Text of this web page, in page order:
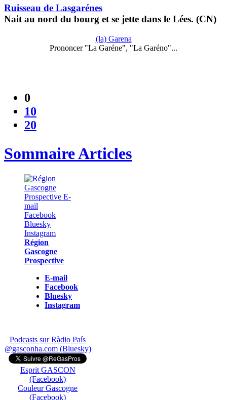
Ruisseau de Lasgarénes
Nait au nord du bourg et se jette dans le Lées. (CN)
(la) Garena
Prononcer "La Garéne", "La Garéno"...
0
10
20
Sommaire Articles
Région
Gascogne
Prospective
E-mail
Facebook
Bluesky
Instagram
Podcasts sur Ràdio País
@gasconha.com (Bluesky)
Esprit GASCON
(Facebook)
Couleur Gascogne
(Facebook)